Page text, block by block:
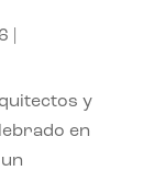
y
en